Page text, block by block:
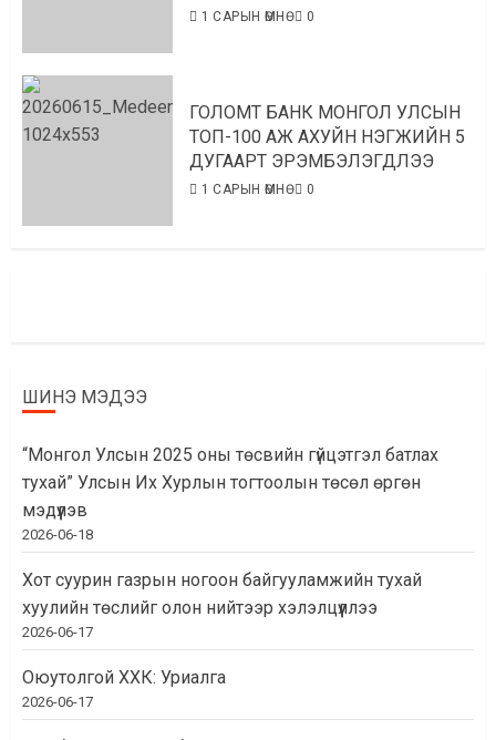
1 САРЫН ӨМНӨ 0
ГОЛОМТ БАНК МОНГОЛ УЛСЫН
ТОП-100 АЖ АХУЙН НЭГЖИЙН 5
ДУГААРТ ЭРЭМБЭЛЭГДЛЭЭ
1 САРЫН ӨМНӨ 0
ШИНЭ МЭДЭЭ
“Монгол Улсын 2025 оны төсвийн гүйцэтгэл батлах
тухай” Улсын Их Хурлын тогтоолын төсөл өргөн
мэдүүлэв
2026-06-18
Хот суурин газрын ногоон байгууламжийн тухай
хуулийн төслийг олон нийтээр хэлэлцүүллээ
2026-06-17
Оюутолгой ХХК: Уриалга
2026-06-17